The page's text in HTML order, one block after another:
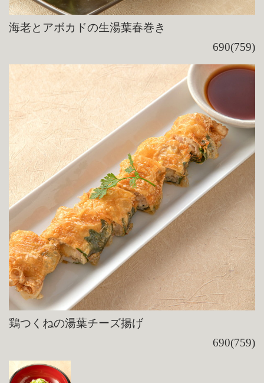
海老とアボカドの生湯葉春巻き
690(759)
鶏つくねの湯葉チーズ揚げ
690(759)